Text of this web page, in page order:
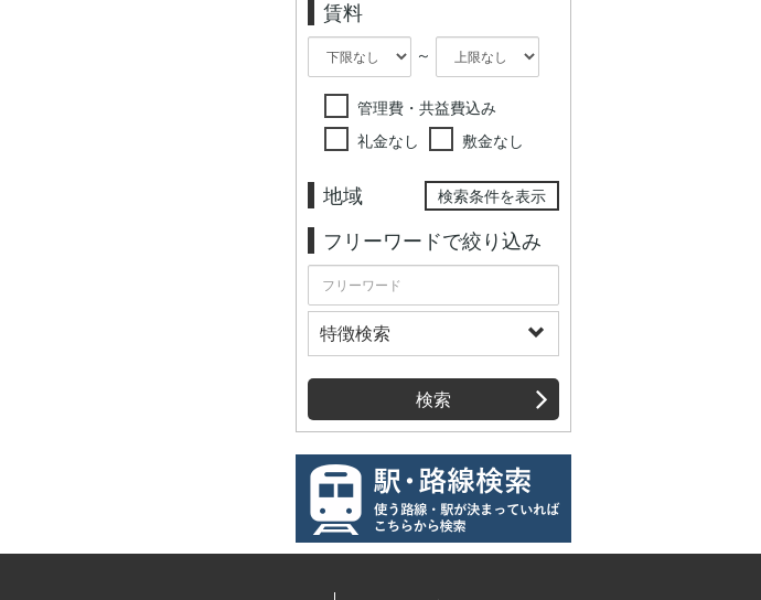
賃料
～
管理費・共益費込み
礼金なし
敷金なし
地域 検索条件を表示
フリーワードで絞り込み
特徴検索
検索